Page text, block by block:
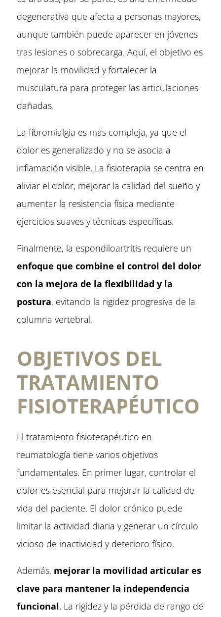
degenerativa que afecta a personas mayores,
aunque también puede aparecer en jóvenes
tras lesiones o sobrecarga. Aquí, el objetivo es
mejorar la movilidad y fortalecer la
musculatura para proteger las articulaciones
dañadas.
La fibromialgia es más compleja, ya que el
dolor es generalizado y no se asocia a
inflamación visible. La fisioterapia se centra en
aliviar el dolor, mejorar la calidad del sueño y
aumentar la resistencia física mediante
ejercicios suaves y técnicas específicas.
Finalmente, la espondiloartritis requiere un
enfoque que combine el control del dolor
con la mejora de la flexibilidad y la
postura, evitando la rigidez progresiva de la
columna vertebral.
OBJETIVOS DEL
TRATAMIENTO
FISIOTERAPÉUTICO
El tratamiento fisioterapéutico en
reumatología tiene varios objetivos
fundamentales. En primer lugar, controlar el
dolor es esencial para mejorar la calidad de
vida del paciente. El dolor crónico puede
limitar la actividad diaria y generar un círculo
vicioso de inactividad y deterioro físico.
Además, mejorar la movilidad articular es
clave para mantener la independencia
funcional. La rigidez y la pérdida de rango de